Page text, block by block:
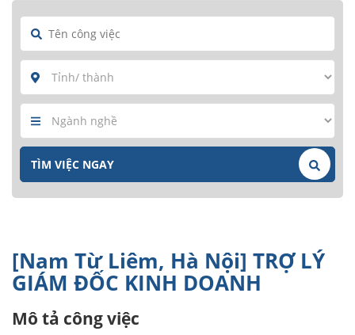
[Nam Từ Liêm, Hà Nội] TRỢ LÝ
GIÁM ĐỐC KINH DOANH
Mô tả công việc